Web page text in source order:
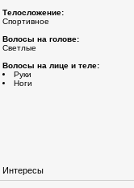
Телосложение:
Спортивное
Волосы на голове:
Светлые
Волосы на лице и теле:
Руки
Ноги
Интересы